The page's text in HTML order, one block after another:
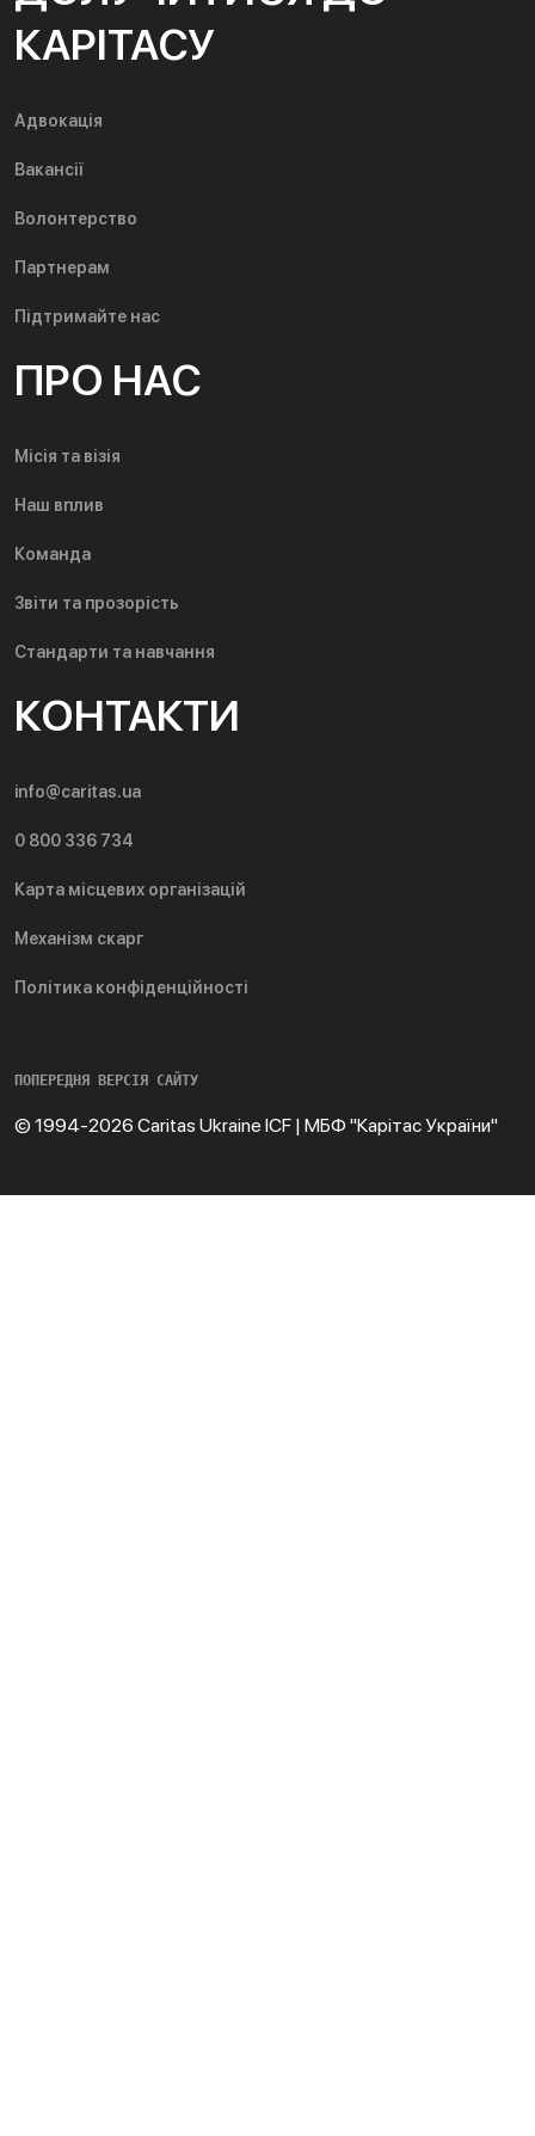
КАРІТАСУ
Адвокація
Вакансії
Волонтерство
Партнерам
Підтримайте нас
ПРО НАС
Місія та візія
Наш вплив
Команда
Звіти та прозорість
Стандарти та навчання
КОНТАКТИ
info@caritas.ua
0 800 336 734
Карта місцевих організацій
Механізм скарг
Політика конфіденційності
ПОПЕРЕДНЯ ВЕРСІЯ САЙТУ
© 1994-2026 Caritas Ukraine ICF | МБФ "Карітас України"